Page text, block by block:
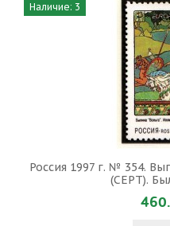
Наличие: 3
Россия 1997 г. № 354.
(CEPT).